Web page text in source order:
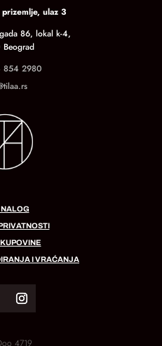
prizemlje, ulaz 3
86, lokal k-4,
854 2980
I VRAĆANJA
4719